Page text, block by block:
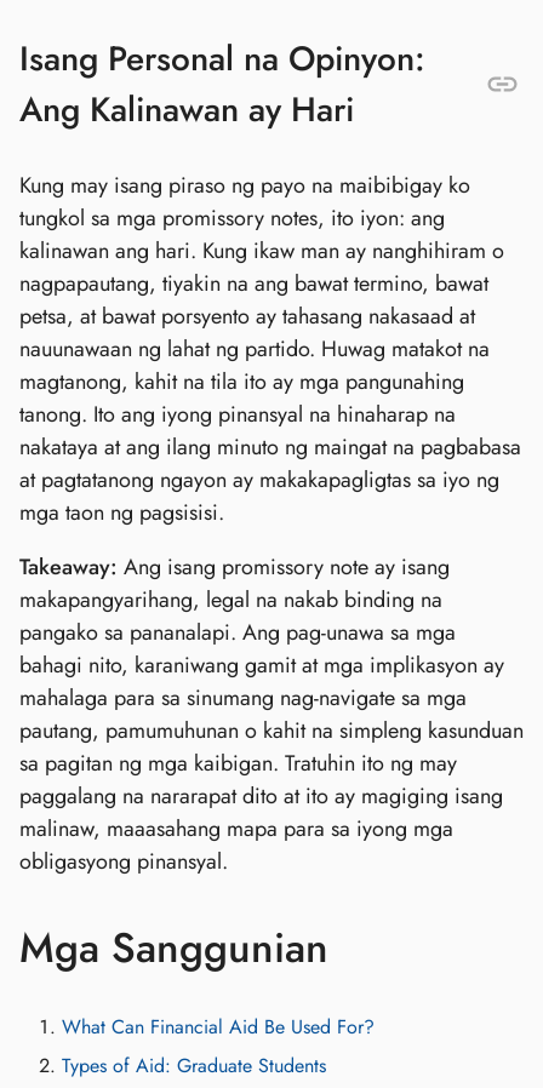
Isang Personal na Opinyon:
Ang Kalinawan ay Hari
Kung may isang piraso ng payo na maibibigay ko
tungkol sa mga promissory notes, ito iyon: ang
kalinawan ang hari. Kung ikaw man ay nanghihiram o
nagpapautang, tiyakin na ang bawat termino, bawat
petsa, at bawat porsyento ay tahasang nakasaad at
nauunawaan ng lahat ng partido. Huwag matakot na
magtanong, kahit na tila ito ay mga pangunahing
tanong. Ito ang iyong pinansyal na hinaharap na
nakataya at ang ilang minuto ng maingat na pagbabasa
at pagtatanong ngayon ay makakapagligtas sa iyo ng
mga taon ng pagsisisi.
Takeaway: Ang isang promissory note ay isang
makapangyarihang, legal na nakab binding na
pangako sa pananalapi. Ang pag-unawa sa mga
bahagi nito, karaniwang gamit at mga implikasyon ay
mahalaga para sa sinumang nag-navigate sa mga
pautang, pamumuhunan o kahit na simpleng kasunduan
sa pagitan ng mga kaibigan. Tratuhin ito ng may
paggalang na nararapat dito at ito ay magiging isang
malinaw, maaasahang mapa para sa iyong mga
obligasyong pinansyal.
Mga Sanggunian
What Can Financial Aid Be Used For?
Types of Aid: Graduate Students